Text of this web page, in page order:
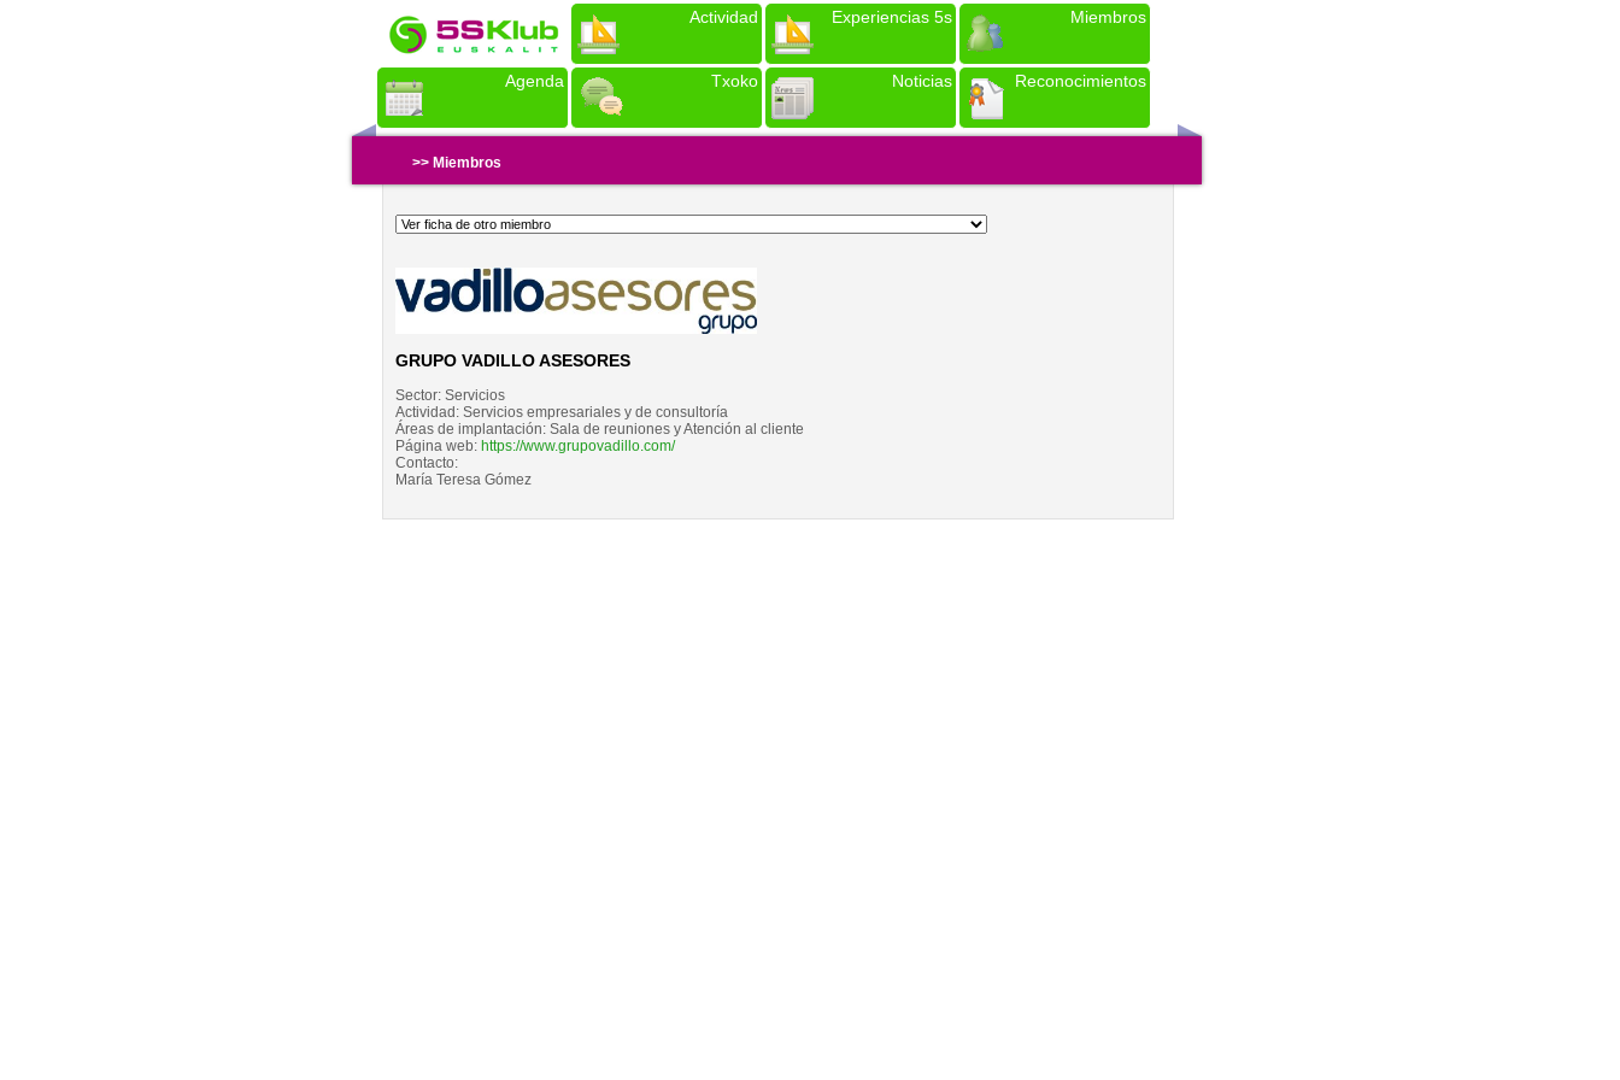
Actividad Experiencias 5s Miembros
Agenda Txoko Noticias Reconocimientos
>> Miembros
GRUPO VADILLO ASESORES
Sector: Servicios
Actividad: Servicios empresariales y de consultoría
Áreas de implantación: Sala de reuniones y Atención al cliente
Página web: https://www.grupovadillo.com/
Contacto:
María Teresa Gómez